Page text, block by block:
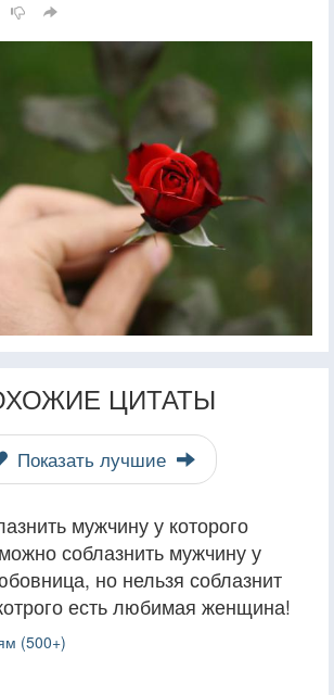
ЦИТАТЫ
Показать лучшие
мужчину у которого
соблазнить мужчину у
но нельзя соблазнит
есть любимая женщина!
(500+)